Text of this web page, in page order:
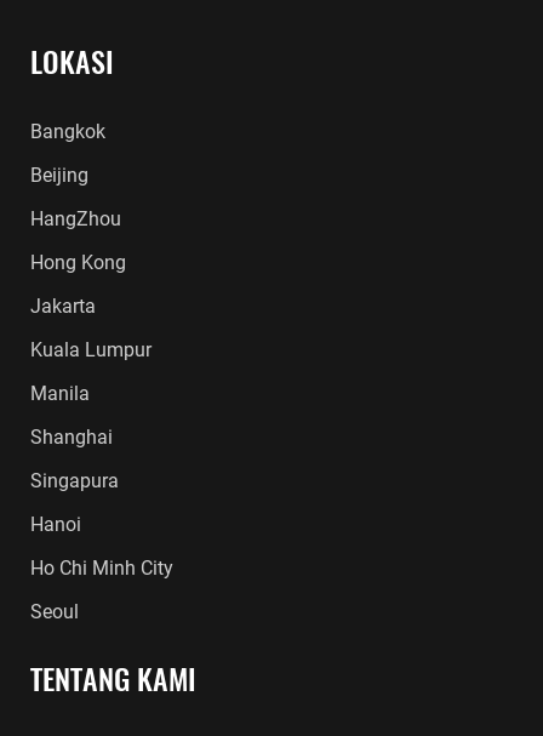
LOKASI
Bangkok
Beijing
HangZhou
Hong Kong
Jakarta
Kuala Lumpur
Manila
Shanghai
Singapura
Hanoi
Ho Chi Minh City
Seoul
TENTANG KAMI